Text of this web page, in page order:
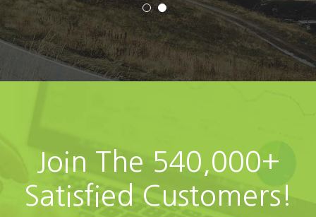
Join The 540,000+
Satisfied Customers!